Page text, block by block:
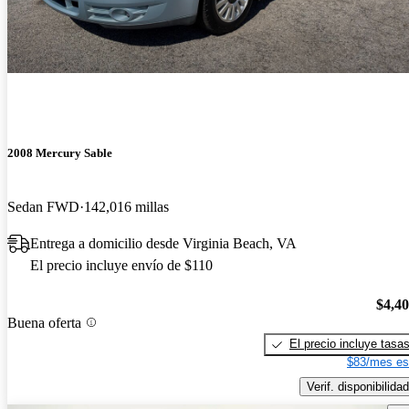
2008 Mercury Sable
Sedan FWD 142,016 millas
Entrega a domicilio desde Virginia Beach, VA
El precio incluye envío de $110
Buena oferta
El precio incluye tasas
$83/mes
Verif. disponibilidad